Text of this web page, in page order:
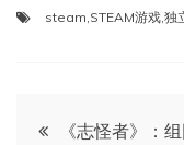
steam STEAM游戏 独
文
《志怪者》：